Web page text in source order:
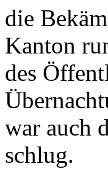
die
Kanton
des
war auch
schlug.